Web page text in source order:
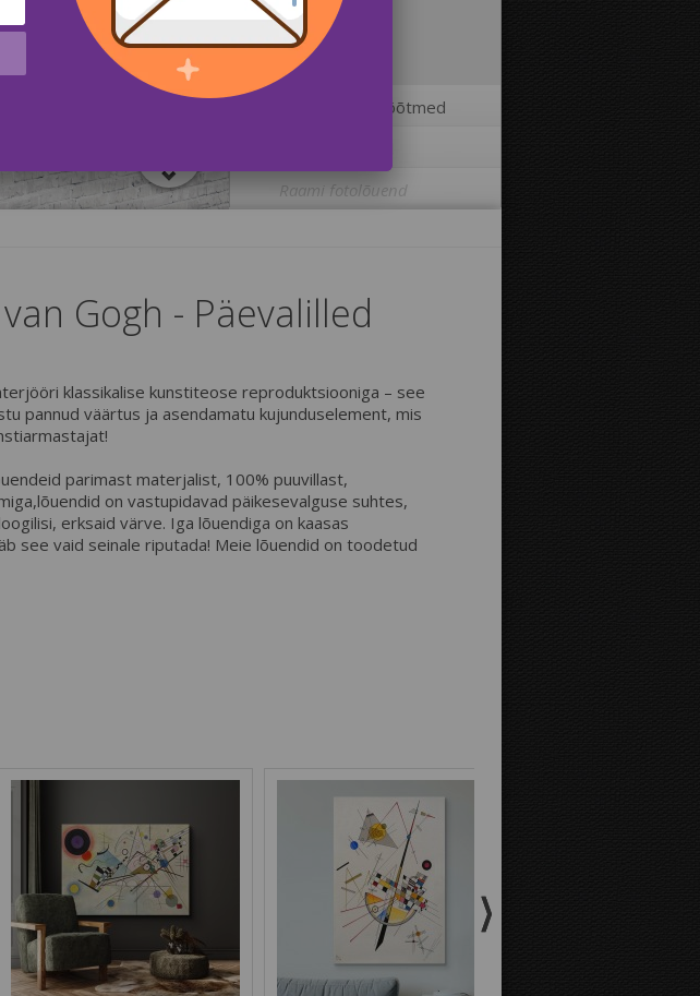
Fotolõuendi mõõtmed
Trükkida pilt fotolõuendi äärtele:
Jah
Kaugus äärtest:
Pilt fotolõuendi äärtel:
Raami fotolõuend
Gogh - Päevalilled
klassikalise kunstiteose reproduktsiooniga – see
pannud väärtus ja asendamatu kujunduselement, mis
parimast materjalist, 100% puuvillast,
on vastupidavad päikesevalguse suhtes,
erksaid värve. Iga lõuendiga on kaasas
see vaid seinale riputada! Meie lõuendid on toodetud